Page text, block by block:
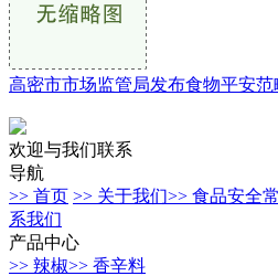
高密市市场监管局发布食物平安范
欢迎与我们联系
导航
>> 首页 >> 关于我们>> 食品安全
系我们
产品中心
>> 辣椒>> 香辛料